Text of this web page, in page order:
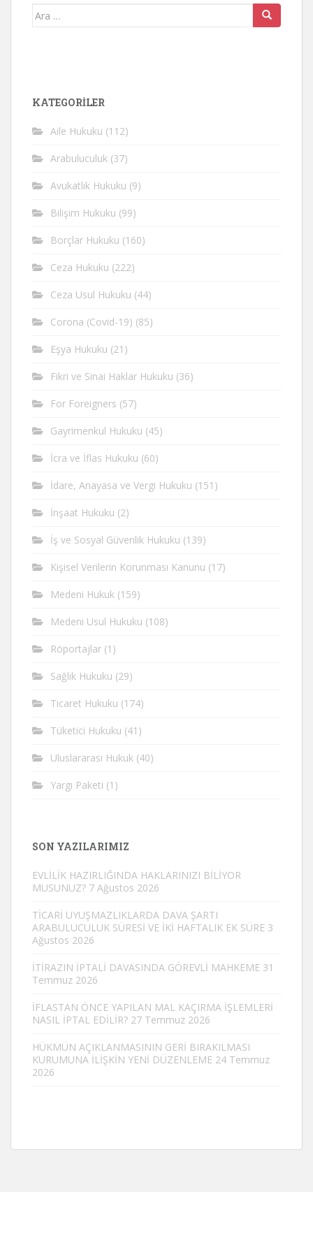
Arama
KATEGORİLER
Aile Hukuku (112)
Arabuluculuk (37)
Avukatlık Hukuku (9)
Bilişim Hukuku (99)
Borçlar Hukuku (160)
Ceza Hukuku (222)
Ceza Usul Hukuku (44)
Corona (Covid-19) (85)
Eşya Hukuku (21)
Fikri ve Sinai Haklar Hukuku (36)
For Foreigners (57)
Gayrimenkul Hukuku (45)
İcra ve İflas Hukuku (60)
İdare, Anayasa ve Vergi Hukuku (151)
İnşaat Hukuku (2)
İş ve Sosyal Güvenlik Hukuku (139)
Kişisel Verilerin Korunması Kanunu (17)
Medeni Hukuk (159)
Medeni Usul Hukuku (108)
Röportajlar (1)
Sağlık Hukuku (29)
Ticaret Hukuku (174)
Tüketici Hukuku (41)
Uluslararası Hukuk (40)
Yargı Paketi (1)
SON YAZILARIMIZ
EVLİLİK HAZIRLIĞINDA HAKLARINIZI BİLİYOR
MUSUNUZ? 7 Ağustos 2026
TİCARİ UYUŞMAZLIKLARDA DAVA ŞARTI
ARABULUCULUK SÜRESİ VE İKİ HAFTALIK EK SÜRE 3
Ağustos 2026
İTİRAZIN İPTALİ DAVASINDA GÖREVLİ MAHKEME 31
Temmuz 2026
İFLASTAN ÖNCE YAPILAN MAL KAÇIRMA İŞLEMLERİ
NASIL İPTAL EDİLİR? 27 Temmuz 2026
HÜKMÜN AÇIKLANMASININ GERİ BIRAKILMASI
KURUMUNA İLİŞKİN YENİ DÜZENLEME 24 Temmuz
2026